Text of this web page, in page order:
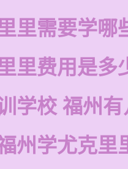
里需要学哪
里费用是多
学校 福州
州学尤克里